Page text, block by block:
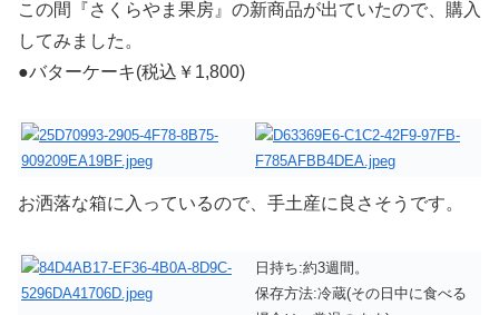
この間『さくらやま果房』の新商品が出ていたので、購入
してみました。
●バターケーキ(税込￥1,800)
お洒落な箱に入っているので、手土産に良さそうです。
日持ち:約3週間。
保存方法:冷蔵(その日中に食べる